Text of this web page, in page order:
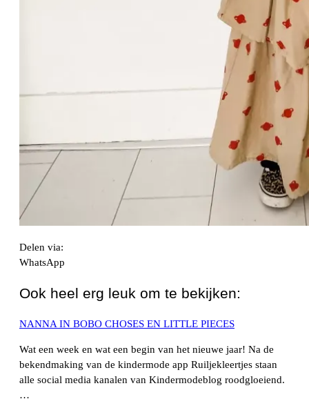
Delen via:
WhatsApp
Ook heel erg leuk om te bekijken:
NANNA IN BOBO CHOSES EN LITTLE PIECES
Wat een week en wat een begin van het nieuwe jaar! Na de
bekendmaking van de kindermode app Ruiljekleertjes staan
alle social media kanalen van Kindermodeblog roodgloeiend.
…